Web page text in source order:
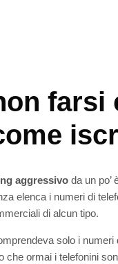
farsi
aggressivo da un po’
elenca i numeri di
di alcun tipo.
solo i numeri
che ormai i telefonini